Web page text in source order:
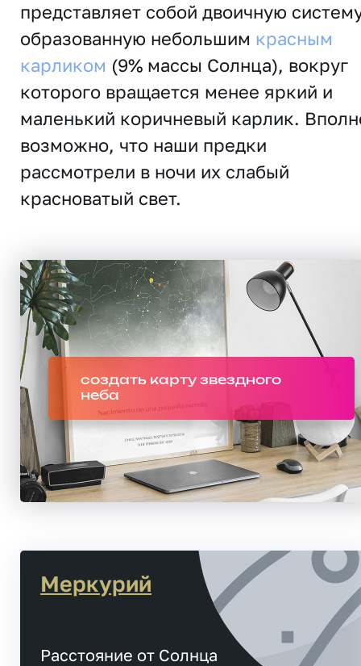
представляет собой двоичную
образованную небольшим красным
карликом (9% массы Солнца), вокруг
которого вращается менее яркий и
маленький коричневый карлик.
возможно, что наши предки
рассмотрели в ночи их слабый
красноватый свет.
создать карту звездного
неба
Меркурий
Расстояние от Солнца